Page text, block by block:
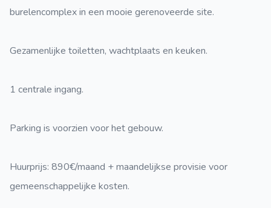
burelencomplex in een mooie gerenoveerde site.
Gezamenlijke toiletten, wachtplaats en keuken.
1 centrale ingang.
Parking is voorzien voor het gebouw.
Huurprijs: 890€/maand + maandelijkse provisie voor
gemeenschappelijke kosten.